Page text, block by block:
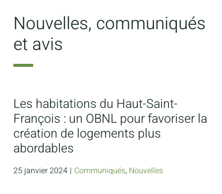
Nouvelles, communiqués
et avis
Les habitations du Haut-Saint-
François : un OBNL pour favoriser la
création de logements plus
abordables
25 janvier 2024 | Communiqués, Nouvelles